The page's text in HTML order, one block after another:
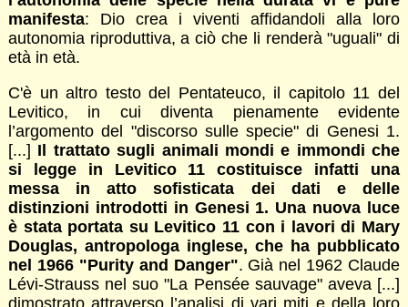
manifesta: Dio crea i viventi affidandoli alla loro
autonomia riproduttiva, a ciò che li renderà "uguali" di
età in età.
C'è un altro testo del Pentateuco, il capitolo 11 del
Levitico, in cui diventa pienamente evidente
l’argomento del "discorso sulle specie" di Genesi 1.
[...] Il trattato sugli animali mondi e immondi che
si legge in Levitico 11 costituisce infatti una
messa in atto sofisticata dei dati e delle
distinzioni introdotti in Genesi 1. Una nuova luce
è stata portata su Levitico 11 con i lavori di Mary
Douglas, antropologa inglese, che ha pubblicato
nel 1966 "Purity and Danger". Già nel 1962 Claude
Lévi-Strauss nel suo "La Pensée sauvage" aveva [...]
dimostrato attraverso l’analisi di vari miti e della loro